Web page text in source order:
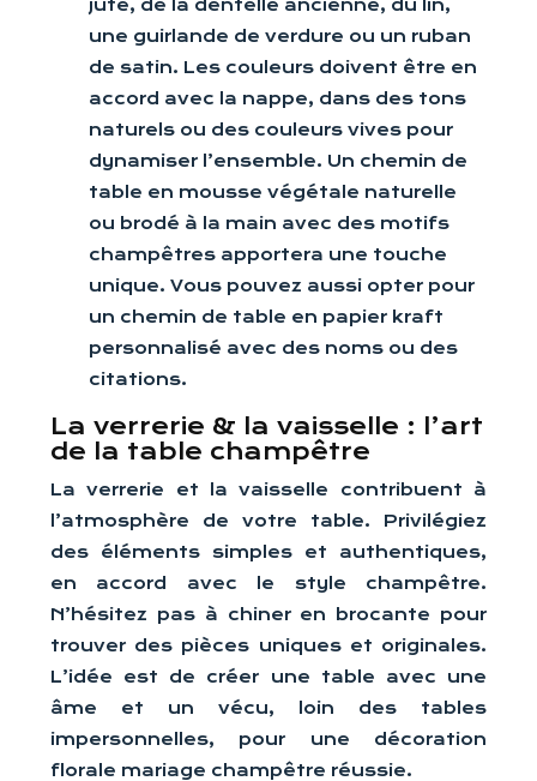
jute, de la dentelle ancienne, du lin,
une guirlande de verdure ou un ruban
de satin. Les couleurs doivent être en
accord avec la nappe, dans des tons
naturels ou des couleurs vives pour
dynamiser l’ensemble. Un chemin de
table en mousse végétale naturelle
ou brodé à la main avec des motifs
champêtres apportera une touche
unique. Vous pouvez aussi opter pour
un chemin de table en papier kraft
personnalisé avec des noms ou des
citations.
La verrerie & la vaisselle : l’art
de la table champêtre
La verrerie et la vaisselle contribuent à
l’atmosphère de votre table. Privilégiez
des éléments simples et authentiques,
en accord avec le style champêtre.
N’hésitez pas à chiner en brocante pour
trouver des pièces uniques et originales.
L’idée est de créer une table avec une
âme et un vécu, loin des tables
impersonnelles, pour une décoration
florale mariage champêtre réussie.